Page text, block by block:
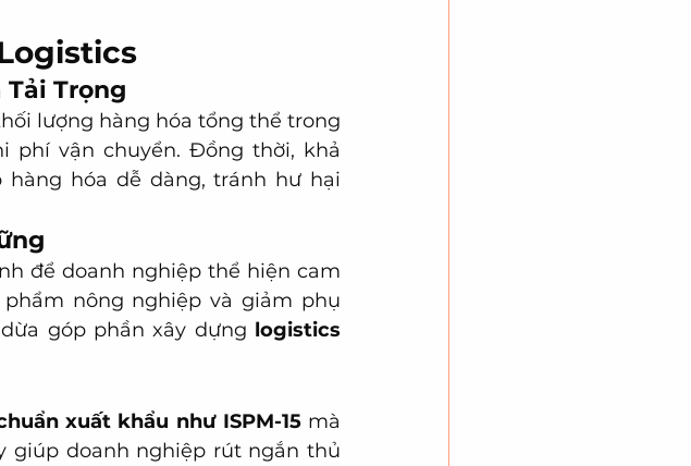
Tải Trọng
lượng hàng hóa tổng thể trong
phí vận chuyển. Đồng thời, khả
hóa dễ dàng, tránh hư hại
để doanh nghiệp thể hiện cam
nông nghiệp và giảm phụ
góp phần xây dựng logistics
xuất khẩu như ISPM-15 mà
giúp doanh nghiệp rút ngắn thủ